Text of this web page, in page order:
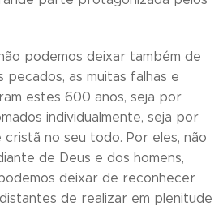
podemos deixar também de
as muitas falhas e
estes 600 anos, seja por
individualmente, seja por
no seu todo. Por eles, não
de Deus e dos homens,
deixar de reconhecer
de realizar em plenitude